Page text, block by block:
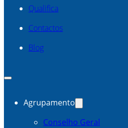
Qualifica
Contactos
Blog
Agrupamento
Conselho Geral